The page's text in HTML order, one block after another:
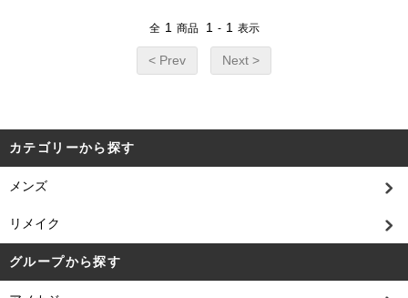
全 1 商品 1 - 1 表示
< Prev Next >
カテゴリーから探す
メンズ
リメイク
グループから探す